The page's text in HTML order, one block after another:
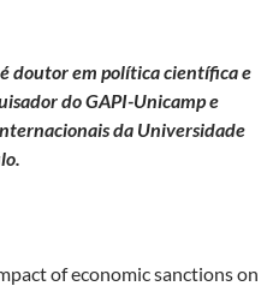
doutor em política científica e
do GAPI-Unicamp e
da Universidade
of economic sanctions on